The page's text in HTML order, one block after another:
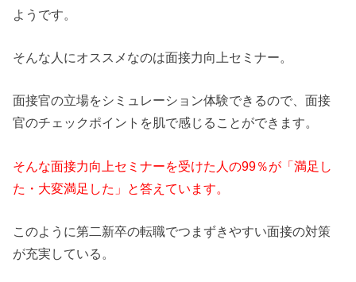
ようです。
そんな人にオススメなのは面接力向上セミナー。
面接官の立場をシミュレーション体験できるので、面接
官のチェックポイントを肌で感じることができます。
そんな面接力向上セミナーを受けた人の99％が「満足し
た・大変満足した」と答えています。
このように第二新卒の転職でつまずきやすい面接の対策
が充実している。